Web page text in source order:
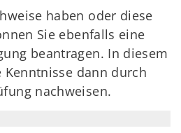
haben oder diese
Sie ebenfalls eine
beantragen. In diesem
Kenntnisse dann durch
nachweisen.